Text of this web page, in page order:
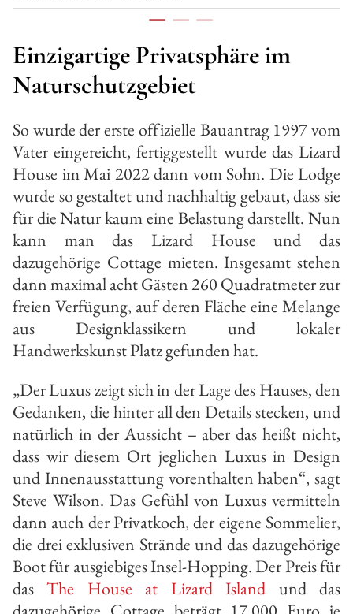
Einzigartige Privatsphäre im
Naturschutzgebiet
So wurde der erste offizielle Bauantrag 1997 vom
Vater eingereicht, fertiggestellt wurde das Lizard
House im Mai 2022 dann vom Sohn. Die Lodge
wurde so gestaltet und nachhaltig gebaut, dass sie
für die Natur kaum eine Belastung darstellt. Nun
kann man das Lizard House und das
dazugehörige Cottage mieten. Insgesamt stehen
dann maximal acht Gästen 260 Quadratmeter zur
freien Verfügung, auf deren Fläche eine Melange
aus Designklassikern und lokaler
Handwerkskunst Platz gefunden hat.
„Der Luxus zeigt sich in der Lage des Hauses, den
Gedanken, die hinter all den Details stecken, und
natürlich in der Aussicht – aber das heißt nicht,
dass wir diesem Ort jeglichen Luxus in Design
und Innenausstattung vorenthalten haben“, sagt
Steve Wilson. Das Gefühl von Luxus vermitteln
dann auch der Privatkoch, der eigene Sommelier,
die drei exklusiven Strände und das dazugehörige
Boot für ausgiebiges Insel-Hopping. Der Preis für
dasThe House at Lizard Island und das